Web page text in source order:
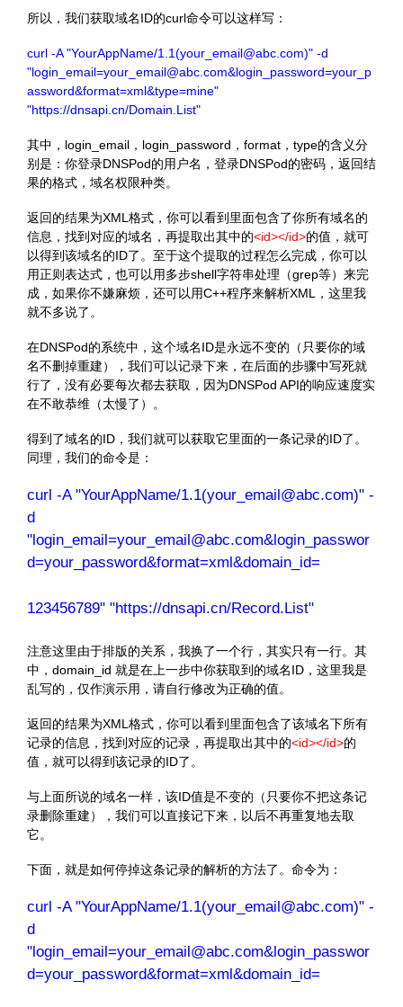
所以，我们获取域名ID的curl命令可以这样写：
curl -A "YourAppName/1.1(your_email@abc.com)" -d
"login_email=your_email@abc.com&login_password=your_p
assword&format=xml&type=mine"
"https://dnsapi.cn/Domain.List"
其中，login_email，login_password，format，type的含义分
别是：你登录DNSPod的用户名，登录DNSPod的密码，返回结
果的格式，域名权限种类。
返回的结果为XML格式，你可以看到里面包含了你所有域名的
信息，找到对应的域名，再提取出其中的<id></id>的值，就可
以得到该域名的ID了。至于这个提取的过程怎么完成，你可以
用正则表达式，也可以用多步shell字符串处理（grep等）来完
成，如果你不嫌麻烦，还可以用C++程序来解析XML，这里我
就不多说了。
在DNSPod的系统中，这个域名ID是永远不变的（只要你的域
名不删掉重建），我们可以记录下来，在后面的步骤中写死就
行了，没有必要每次都去获取，因为DNSPod API的响应速度实
在不敢恭维（太慢了）。
得到了域名的ID，我们就可以获取它里面的一条记录的ID了。
同理，我们的命令是：
curl -A "YourAppName/1.1(your_email@abc.com)" -
d
"login_email=your_email@abc.com&login_passwor
d=your_password&format=xml&domain_id=
123456789" "https://dnsapi.cn/Record.List"
注意这里由于排版的关系，我换了一个行，其实只有一行。其
中，domain_id 就是在上一步中你获取到的域名ID，这里我是
乱写的，仅作演示用，请自行修改为正确的值。
返回的结果为XML格式，你可以看到里面包含了该域名下所有
记录的信息，找到对应的记录，再提取出其中的<id></id>的
值，就可以得到该记录的ID了。
与上面所说的域名一样，该ID值是不变的（只要你不把这条记
录删除重建），我们可以直接记下来，以后不再重复地去取
它。
下面，就是如何停掉这条记录的解析的方法了。命令为：
curl -A "YourAppName/1.1(your_email@abc.com)" -
d
"login_email=your_email@abc.com&login_passwor
d=your_password&format=xml&domain_id=